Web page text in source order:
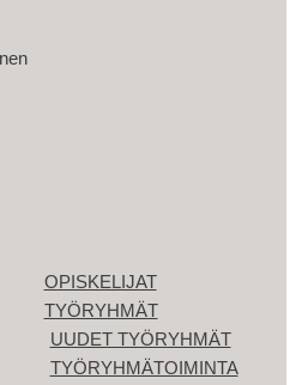
OPISKELIJAT
TYÖRYHMÄT
UUDET TYÖRYHMÄT
TYÖRYHMÄTOIMINTA